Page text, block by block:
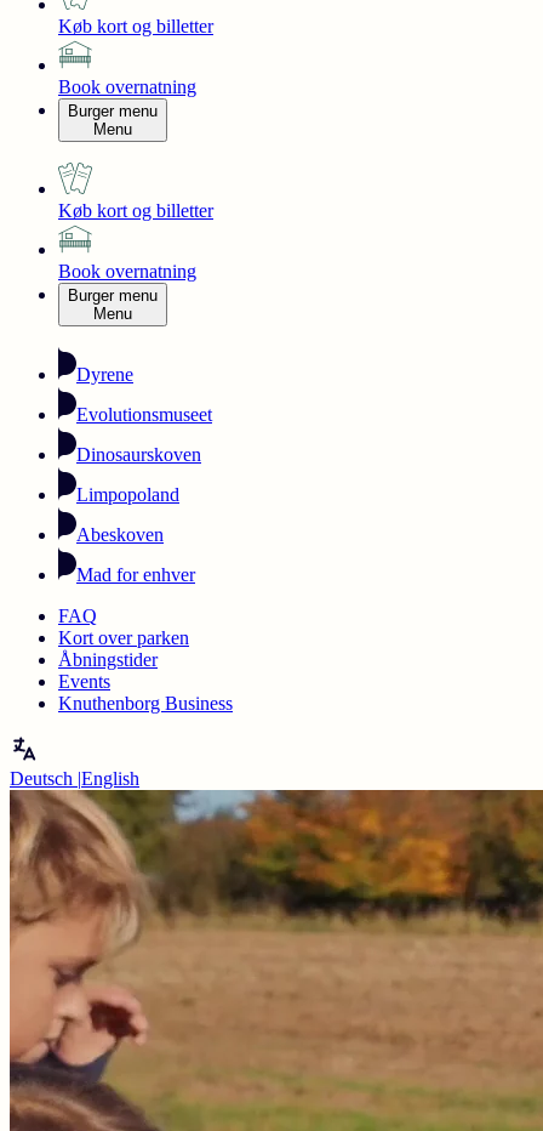
Køb kort og billetter
Book overnatning
Burger menu
Menu
Køb kort og billetter
Book overnatning
Burger menu
Menu
Dyrene
Evolutionsmuseet
Dinosaurskoven
Limpopoland
Abeskoven
Mad for enhver
FAQ
Kort over parken
Åbningstider
Events
Knuthenborg Business
Deutsch |English